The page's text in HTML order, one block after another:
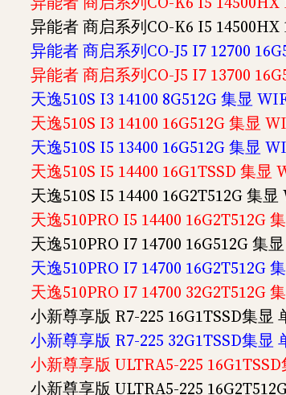
异能者 商启系列CO-K6 I5
异能者 商启系列CO-J5 I7 12700
异能者 商启系列CO-J5 I7 13700
天逸510S I3 14100 8G512G 集显
天逸510S I3 14100 16G512G 集显
天逸510S I5 13400 16G512G 集显
天逸510S I5 14400 16G1TSSD 集显
天逸510S I5 14400 16G2T512G 集
天逸510PRO I5 14400 16G2T512G
天逸510PRO I7 14700 16G512G 集
天逸510PRO I7 14700 16G2T512G
天逸510PRO I7 14700 32G2T512G
小新尊享版 R7-225 16G1TSSD集显
小新尊享版 R7-225 32G1TSSD集显
小新尊享版 ULTRA5-225
小新尊享版 ULTRA5-225